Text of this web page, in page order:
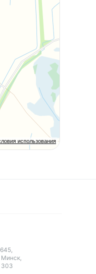
использования
Минск,
303